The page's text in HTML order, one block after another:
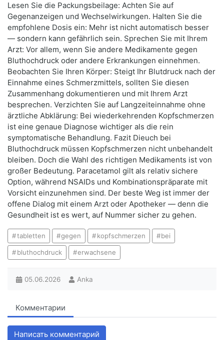
Lesen Sie die Packungsbeilage: Achten Sie auf
Gegenanzeigen und Wechselwirkungen. Halten Sie die
empfohlene Dosis ein: Mehr ist nicht automatisch besser
— sondern kann gefährlich sein. Sprechen Sie mit Ihrem
Arzt: Vor allem, wenn Sie andere Medikamente gegen
Bluthochdruck oder andere Erkrankungen einnehmen.
Beobachten Sie Ihren Körper: Steigt Ihr Blutdruck nach der
Einnahme eines Schmerzmittels, sollten Sie diesen
Zusammenhang dokumentieren und mit Ihrem Arzt
besprechen. Verzichten Sie auf Langzeiteinnahme ohne
ärztliche Abklärung: Bei wiederkehrenden Kopfschmerzen
ist eine genaue Diagnose wichtiger als die rein
symptomatische Behandlung. Fazit Dieuch bei
Bluthochdruck müssen Kopfschmerzen nicht unbehandelt
bleiben. Doch die Wahl des richtigen Medikaments ist von
großer Bedeutung. Paracetamol gilt als relativ sichere
Option, während NSAIDs und Kombinationspräparate mit
Vorsicht einzunehmen sind. Der beste Weg ist immer der
offene Dialog mit einem Arzt oder Apotheker — denn die
Gesundheit ist es wert, auf Nummer sicher zu gehen.
tabletten gegen kopfschmerzen bei
bluthochdruck erwachsene
05.06.2026 Anka
Комментарии
Написать комментарий